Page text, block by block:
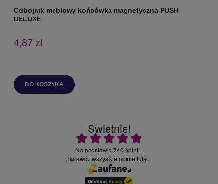
Odbojnik meblowy końcówka magnetyczna PUSH
DELUXE
4,87 zł
DO KOSZYKA
Świetnie!
Ocena średnia 4.9 na 5
Na podstawie 740 opinii .
Sprawdź wszystkie opinie tutaj .